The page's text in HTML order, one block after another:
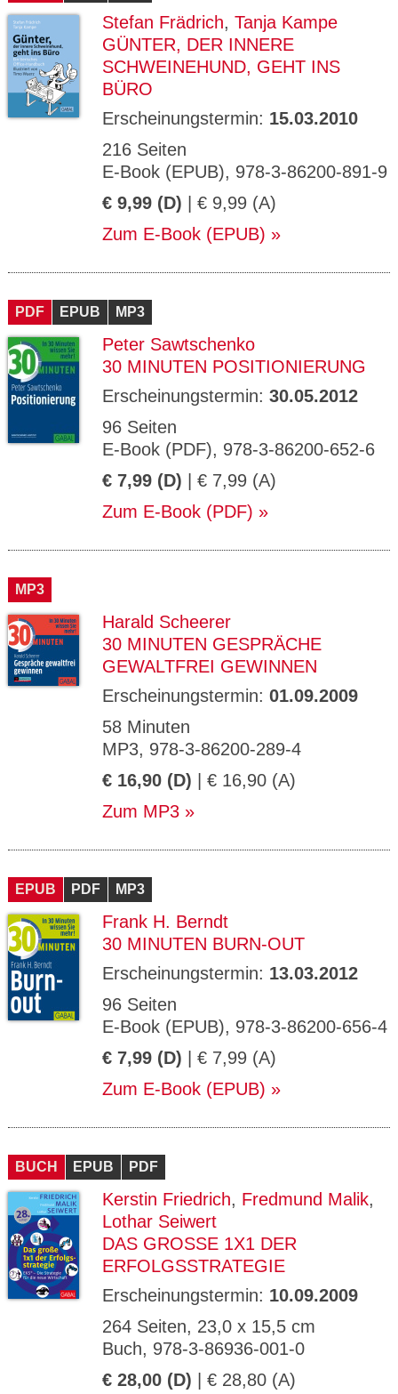
Stefan Frädrich, Tanja Kampe
GÜNTER, DER INNERE
SCHWEINEHUND, GEHT INS
BÜRO
Erscheinungstermin: 15.03.2010
216 Seiten
E-Book (EPUB), 978-3-86200-891-9
€ 9,99 (D) | € 9,99 (A)
Zum E-Book (EPUB)
PDF EPUB MP3
Peter Sawtschenko
30 MINUTEN POSITIONIERUNG
Erscheinungstermin: 30.05.2012
96 Seiten
E-Book (PDF), 978-3-86200-652-6
€ 7,99 (D) | € 7,99 (A)
Zum E-Book (PDF)
MP3
Harald Scheerer
30 MINUTEN GESPRÄCHE
GEWALTFREI GEWINNEN
Erscheinungstermin: 01.09.2009
58 Minuten
MP3, 978-3-86200-289-4
€ 16,90 (D) | € 16,90 (A)
Zum MP3
EPUB PDF MP3
Frank H. Berndt
30 MINUTEN BURN-OUT
Erscheinungstermin: 13.03.2012
96 Seiten
E-Book (EPUB), 978-3-86200-656-4
€ 7,99 (D) | € 7,99 (A)
Zum E-Book (EPUB)
BUCH EPUB PDF
Kerstin Friedrich, Fredmund Malik,
Lothar Seiwert
DAS GROSSE 1X1 DER E
RFOLGSSTRATEGIE
Erscheinungstermin: 10.09.2009
264 Seiten, 23,0 x 15,5 cm
Buch, 978-3-86936-001-0
€ 28,00 (D) | € 28,80 (A)